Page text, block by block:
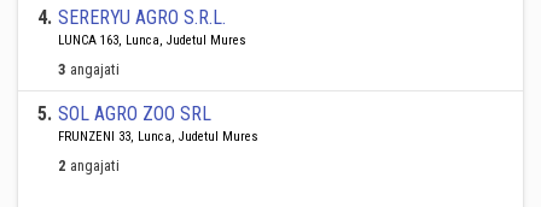
4. SERERYU AGRO S.R.L.
LUNCA 163, Lunca, Judetul Mures
3 angajati
5. SOL AGRO ZOO SRL
FRUNZENI 33, Lunca, Judetul Mures
2 angajati